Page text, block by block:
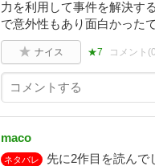
力を利用して事件を解決す
で意外性もあり面白かったで
ナイス ★7 コメント(0
maco
ネタバレ
先に2作目を読んで